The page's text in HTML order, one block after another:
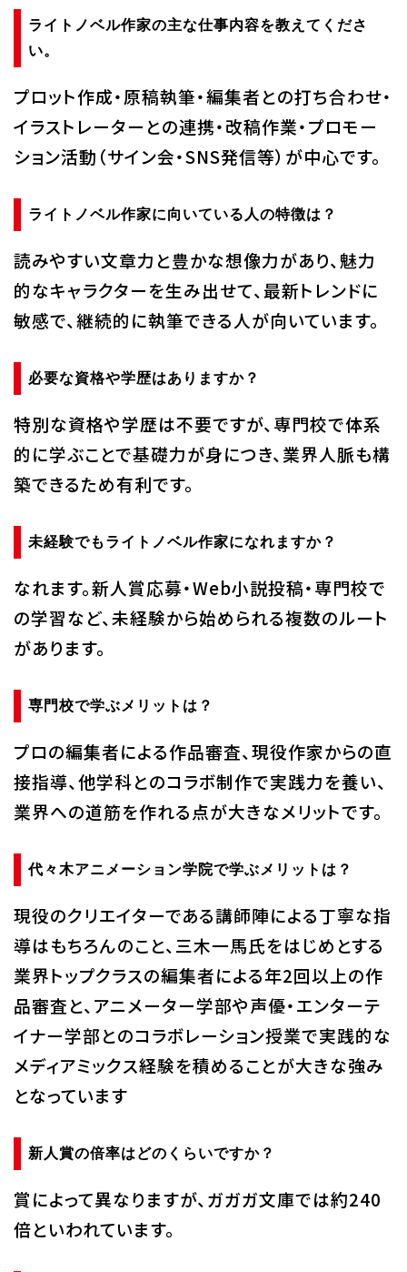
ライトノベル作家の主な仕事内容を教えてくださ
い。
プロット作成・原稿執筆・編集者との打ち合わせ・
イラストレーターとの連携・改稿作業・プロモー
ション活動（サイン会・SNS発信等）が中心です。
ライトノベル作家に向いている人の特徴は？
読みやすい文章力と豊かな想像力があり、魅力
的なキャラクターを生み出せて、最新トレンドに
敏感で、継続的に執筆できる人が向いています。
必要な資格や学歴はありますか？
特別な資格や学歴は不要ですが、専門校で体系
的に学ぶことで基礎力が身につき、業界人脈も構
築できるため有利です。
未経験でもライトノベル作家になれますか？
なれます。新人賞応募・Web小説投稿・専門校で
の学習など、未経験から始められる複数のルート
があります。
専門校で学ぶメリットは？
プロの編集者による作品審査、現役作家からの直
接指導、他学科とのコラボ制作で実践力を養い、
業界への道筋を作れる点が大きなメリットです。
代々木アニメーション学院で学ぶメリットは？
現役のクリエイターである講師陣による丁寧な指
導はもちろんのこと、三木一馬氏をはじめとする
業界トップクラスの編集者による年2回以上の作
品審査と、アニメーター学部や声優・エンターテ
イナー学部とのコラボレーション授業で実践的な
メディアミックス経験を積めることが大きな強み
となっています
新人賞の倍率はどのくらいですか？
賞によって異なりますが、ガガガ文庫では約240
倍といわれています。